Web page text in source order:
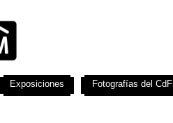
Exposiciones Fotografías del CdF